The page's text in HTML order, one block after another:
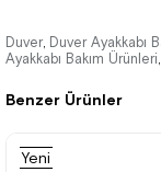
Benzer Ürünler
Yeni
Duver, Duver Ayakkabı
Ayakkabı Bakım Ürünleri,